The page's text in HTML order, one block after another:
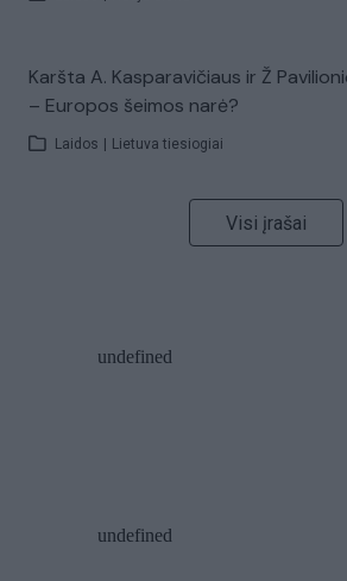
Karšta A. Kasparavičiaus ir Ž
– Europos šeimos narė?
Laidos Lietuva tiesiogiai
Visi įrašai